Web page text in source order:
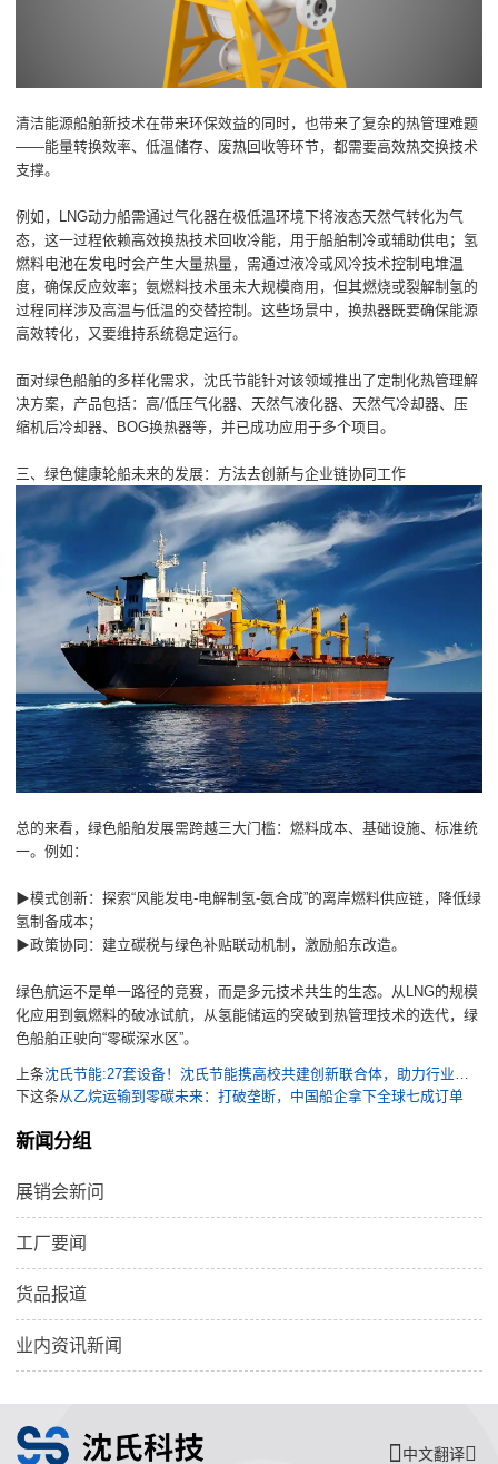
清洁能源船舶新技术在带来环保效益的同时，也带来了复杂的热管理难题
——能量转换效率、低温储存、废热回收等环节，都需要高效热交换技术
支撑。
例如，LNG动力船需通过气化器在极低温环境下将液态天然气转化为气
态，这一过程依赖高效换热技术回收冷能，用于船舶制冷或辅助供电；氢
燃料电池在发电时会产生大量热量，需通过液冷或风冷技术控制电堆温
度，确保反应效率；氨燃料技术虽未大规模商用，但其燃烧或裂解制氢的
过程同样涉及高温与低温的交替控制。这些场景中，换热器既要确保能源
高效转化，又要维持系统稳定运行。
面对绿色船舶的多样化需求，沈氏节能针对该领域推出了定制化热管理解
决方案，产品包括：高/低压气化器、天然气液化器、天然气冷却器、压
缩机后冷却器、BOG换热器等，并已成功应用于多个项目。
三、绿色健康轮船未来的发展：方法去创新与企业链协同工作
总的来看，绿色船舶发展需跨越三大门槛：燃料成本、基础设施、标准统
一。例如：
▶模式创新：探索“风能发电-电解制氢-氨合成”的离岸燃料供应链，降低绿
氢制备成本；
▶政策协同：建立碳税与绿色补贴联动机制，激励船东改造。
绿色航运不是单一路径的竞赛，而是多元技术共生的生态。从LNG的规模
化应用到氨燃料的破冰试航，从氢能储运的突破到热管理技术的迭代，绿
色船舶正驶向“零碳深水区”。
上条
沈氏节能:27套设备！沈氏节能携高校共建创新联合体，助力行业人才养成计划
下这条从乙烷运输到零碳未来：打破垄断，中国船企拿下全球七成订单
新闻分组
展销会新问
工厂要闻
货品报道
业内资讯新闻
中文翻译